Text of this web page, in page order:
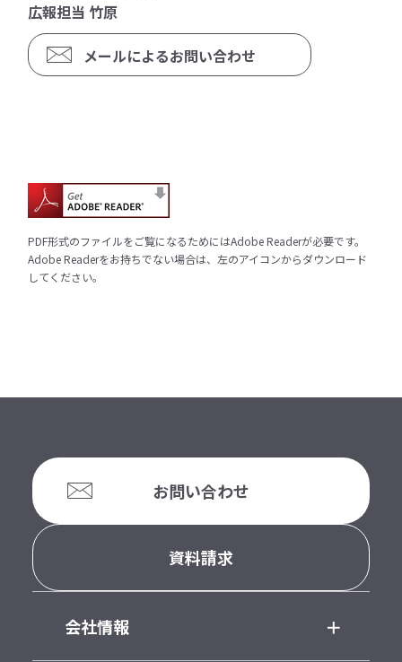
広報担当 竹原
メールによるお問い合わせ
PDF形式のファイルをご覧になるためにはAdobe Readerが必要です。
Adobe Readerをお持ちでない場合は、左のアイコンからダウンロード
してください。
お問い合わせ
資料請求
会社情報